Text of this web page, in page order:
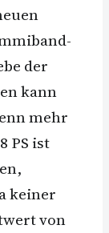
der
kann
mehr
PS ist
keiner
von